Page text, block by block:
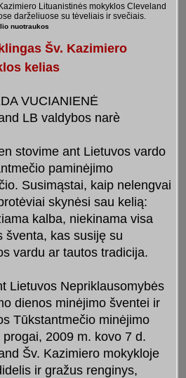
Lituanistinės mokyklos Cleveland
darželiuose su tėveliais ir svečiais.
nuotraukos
Šv. Kazimiero
kelias
VUCIANIENĖ
LB valdybos narè
stovime ant Lietuvos vardo
paminėjimo
Susimąstai, kaip nelengvai
skynėsi sau kelią:
kalba, niekinama visa
šventa, kas susiję su
vardu ar tautos tradicija.
Lietuvos Nepriklausomybės
dienos minėjimo šventei ir
Tūkstantmečio minėjimo
progai, 2009 m. kovo 7 d.
Šv. Kazimiero mokykloje
ir gražus renginys,